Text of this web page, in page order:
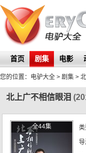
首页 剧集 电影
您的位置： 电驴大全 > 剧集 >
北上广不相信眼泪
全44集 类
导